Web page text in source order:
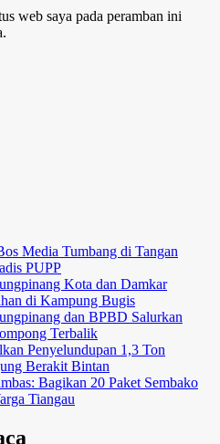
web saya pada peramban ini
Media Tumbang di Tangan
PUPP
Kota dan Damkar
di Kampung Bugis
dan BPBD Salurkan
Terbalik
Penyelundupan 1,3 Ton
Berakit Bintan
Bagikan 20 Paket Sembako
Tiangau